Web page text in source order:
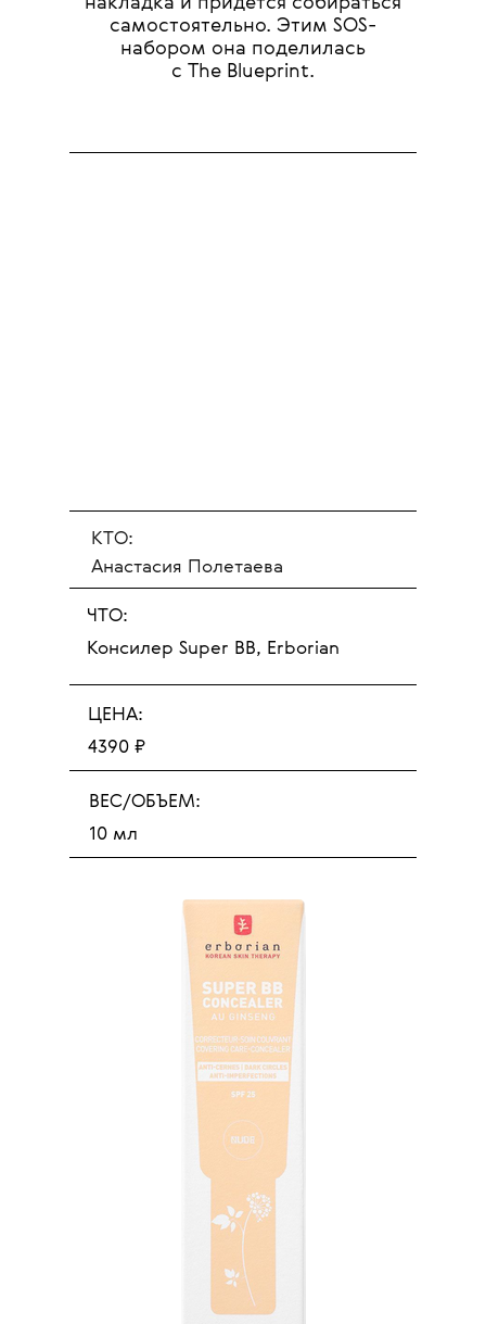
самостоятельно. Этим SOS-
набором она поделилась
с The Blueprint.
КТО:
Анастасия Полетаева
ЧТО:
Консилер Super BB, Erborian
ЦЕНА:
4390 ₽
ВЕС/ОБЪЕМ:
10 мл